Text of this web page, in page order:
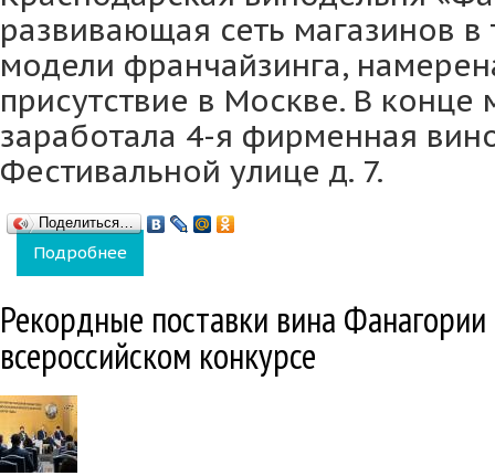
развивающая сеть магазинов
модели франчайзинга,
присутствие в Москве. В конце
заработала 4-я фирменная
Фестивальной улице д. 7.
Поделиться…
Подробнее
Рекордные поставки вина
всероссийском конкурсе